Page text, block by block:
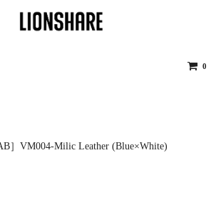
0
AB］VM004-Milic Leather (Blue×White)